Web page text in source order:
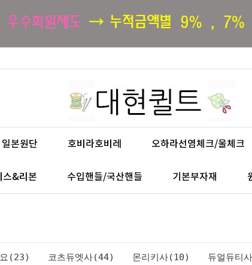
일본원단 호비라호비레 오하라선염체크/울체크
스&리본 수입핸들/국산핸들 기본부자재
(23) 코츠듀엣사(44) 몬리키사(10) 듀얼듀티